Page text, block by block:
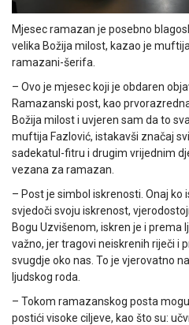
Mjesec ramazan je posebno
velika Božija milost, kazao je
ramazani-šerifa.
– Ovo je mjesec koji je obdaren
Ramazanski post, kao
Božija milost i uvjeren sam da to
muftija Fazlović, istakavši značaj
sadekatul-fitru i drugim vrijednim
vezana za ramazan.
– Post je simbol iskrenosti. Onaj ko
svjedoči svoju iskrenost,
Bogu Uzvišenom, iskren je i prema
važno, jer tragovi neiskrenih riječi i
svugdje oko nas. To je vjerovatno
ljudskog roda.
– Tokom ramazanskog posta
postići visoke ciljeve, kao što su: